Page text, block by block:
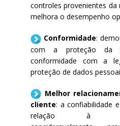
controles provenientes da
melhora o desempenho
Conformidade:
com a proteção da
conformidade com a
proteção de dados
Melhor
cliente: a confiabilidade
relação à